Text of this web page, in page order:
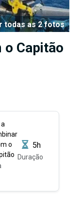
todas as 2 fotos
o Capitão
a
o
5h
Duração